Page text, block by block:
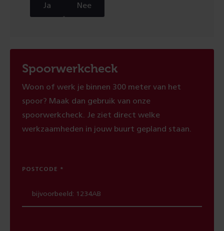
Ja Nee
Spoorwerkcheck
Woon of werk je binnen 300 meter van het
spoor? Maak dan gebruik van onze
spoorwerkcheck. Je ziet direct welke
werkzaamheden in jouw buurt gepland staan.
POSTCODE